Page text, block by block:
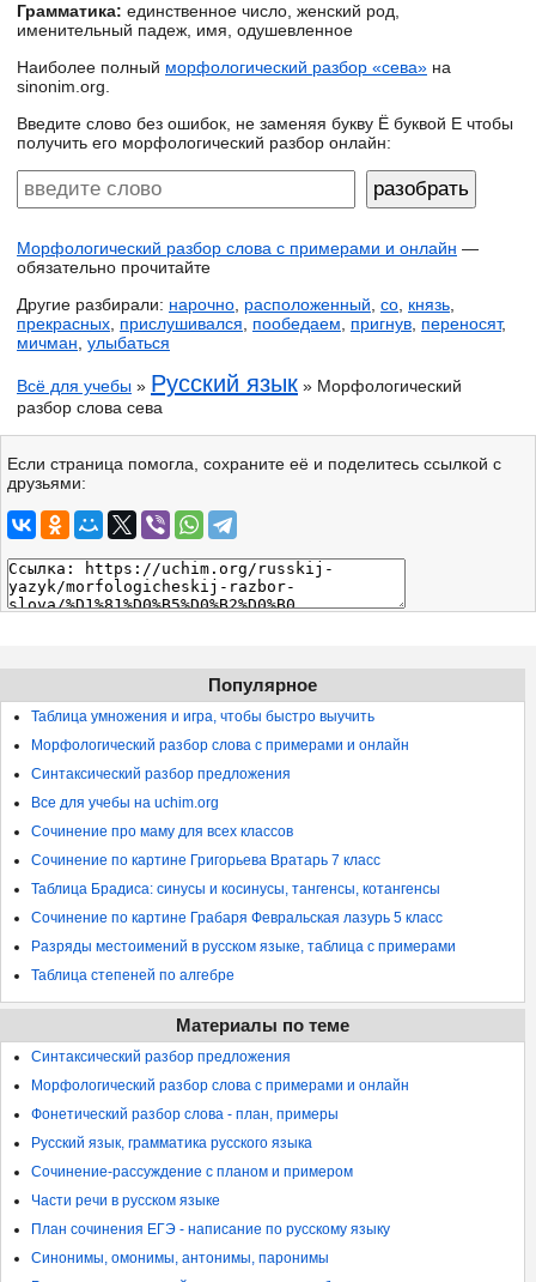
Грамматика: единственное число, женский род,
именительный падеж, имя, одушевленное
Наиболее полный морфологический разбор «сева» на
sinonim.org.
Введите слово без ошибок, не заменяя букву Ё буквой Е чтобы
получить его морфологический разбор онлайн:
Морфологический разбор слова с примерами и онлайн —
обязательно прочитайте
Другие разбирали: нарочно расположенный со князь
прекрасных прислушивался пообедаем пригнув переносят,
мичман улыбаться
Всё для учебы » Русский язык » Морфологический
разбор слова сева
Если страница помогла, сохраните её и поделитесь ссылкой с
друзьями:
Популярное
Таблица умножения и игра, чтобы быстро выучить
Морфологический разбор слова с примерами и онлайн
Синтаксический разбор предложения
Все для учебы на uchim.org
Сочинение про маму для всех классов
Сочинение по картине Григорьева Вратарь 7 класс
Таблица Брадиса: синусы и косинусы, тангенсы, котангенсы
Сочинение по картине Грабаря Февральская лазурь 5 класс
Разряды местоимений в русском языке, таблица с примерами
Таблица степеней по алгебре
Материалы по теме
Синтаксический разбор предложения
Морфологический разбор слова с примерами и онлайн
Фонетический разбор слова - план, примеры
Русский язык, грамматика русского языка
Сочинение-рассуждение с планом и примером
Части речи в русском языке
План сочинения ЕГЭ - написание по русскому языку
Синонимы, омонимы, антонимы, паронимы